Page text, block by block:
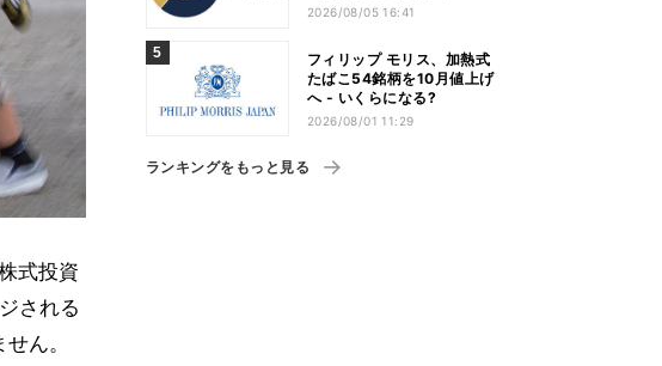
式投資
される
ん。
2026/08/05 16:41
フィリップ モリス、加熱式
たばこ54銘柄を10月値上げ
へ - いくらになる?
2026/08/01 11:29
ランキングをもっと見る